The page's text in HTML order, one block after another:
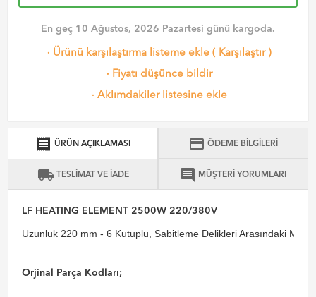
En geç 10 Ağustos, 2026 Pazartesi günü kargoda.
· Ürünü karşılaştırma listeme ekle ( Karşılaştır)
· Fiyatı düşünce bildir
· Aklımdakiler listesine ekle
receipt ÜRÜN AÇIKLAMASI credit_card ÖDEME BİLGİLERİ
local_shipping TESLİMAT VE İADE comment MÜŞTERİ YORUMLARI
LF HEATING ELEMENT 2500W 220/380V
Uzunluk 220 mm - 6 Kutuplu, Sabitleme Delikleri Arasındaki
Orjinal Parça Kodları;